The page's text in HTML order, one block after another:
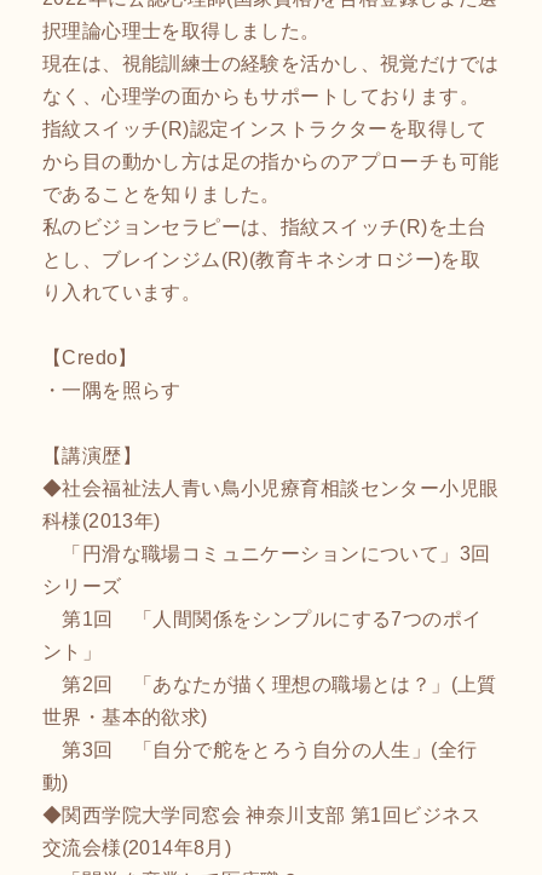
択理論心理士を取得しました。
現在は、視能訓練士の経験を活かし、視覚だけでは
なく、心理学の面からもサポートしております。
指紋スイッチ(R)認定インストラクターを取得して
から目の動かし方は足の指からのアプローチも可能
であることを知りました。
私のビジョンセラピーは、指紋スイッチ(R)を土台
とし、ブレインジム(R)(教育キネシオロジー)を取
り入れています。
【Credo】
・一隅を照らす
【講演歴】
◆社会福祉法人青い鳥小児療育相談センター小児眼
科様(2013年)
「円滑な職場コミュニケーションについて」3回
シリーズ
第1回 「人間関係をシンプルにする7つのポイ
ント」
第2回 「あなたが描く理想の職場とは？」(上質
世界・基本的欲求)
第3回 「自分で舵をとろう自分の人生」(全行
動)
◆関西学院大学同窓会 神奈川支部 第1回ビジネス
交流会様(2014年8月)